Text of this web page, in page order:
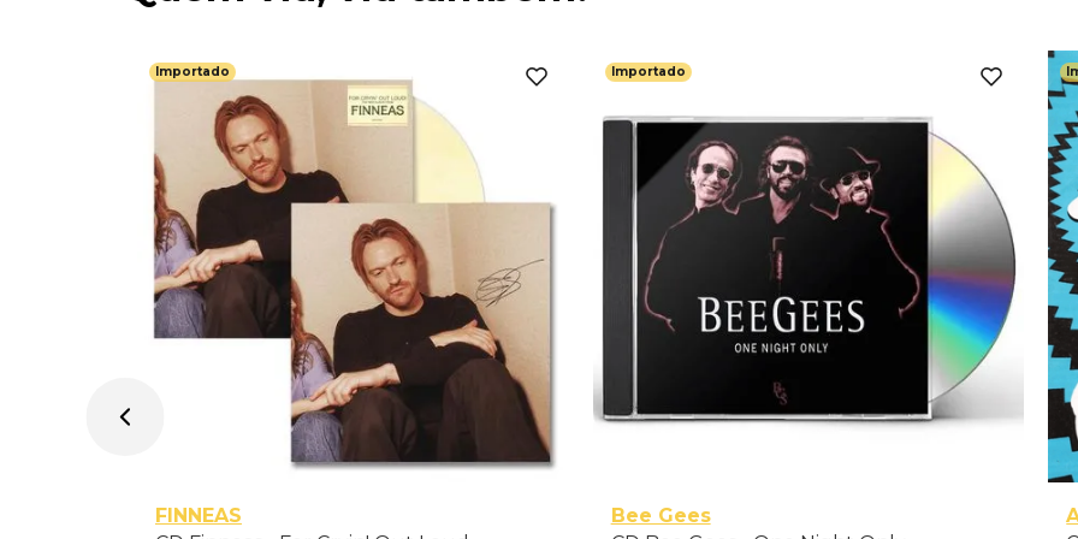
Importado
FINNEAS
Importado
Bee Gees